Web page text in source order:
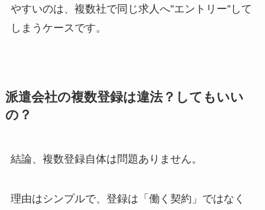
やすいのは、複数社で同じ求人へ”エントリー”して
しまうケースです。
派遣会社の複数登録は違法？してもいい
の？
結論、複数登録自体は問題ありません。
理由はシンプルで、登録は「働く契約」ではなく